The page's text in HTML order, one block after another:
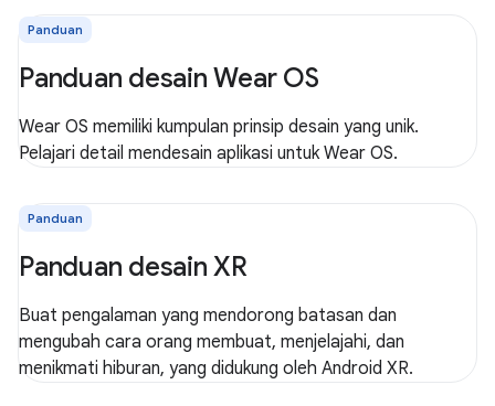
Panduan
Panduan desain Wear OS
Wear OS memiliki kumpulan prinsip desain yang unik.
Pelajari detail mendesain aplikasi untuk Wear OS.
Panduan
Panduan desain XR
Buat pengalaman yang mendorong batasan dan
mengubah cara orang membuat, menjelajahi, dan
menikmati hiburan, yang didukung oleh Android XR.